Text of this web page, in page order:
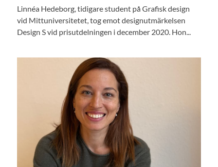
Linnéa Hedeborg, tidigare student på Grafisk design
vid Mittuniversitetet, tog emot designutmärkelsen
Design S vid prisutdelningen i december 2020. Hon...